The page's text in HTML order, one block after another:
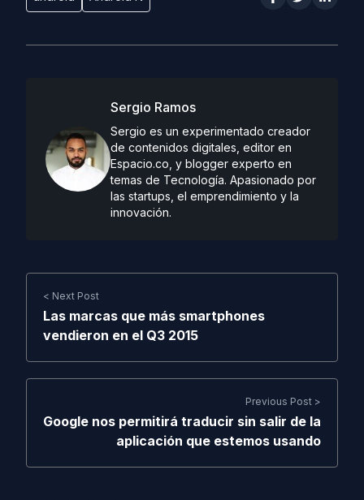
Sergio Ramos
Sergio es un experimentado creador
de contenidos digitales, editor en
Espacio.co, y blogger experto en
temas de Tecnología. Apasionado por
las startups, el emprendimiento y la
innovación.
< Next Post
Las marcas que más smartphones
vendieron en el Q3 2015
Previous Post >
Google nos permitirá traducir sin salir de la
aplicación que estemos usando